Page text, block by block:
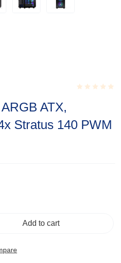
of
ATX,
Stratus 140 PWM
Add to cart